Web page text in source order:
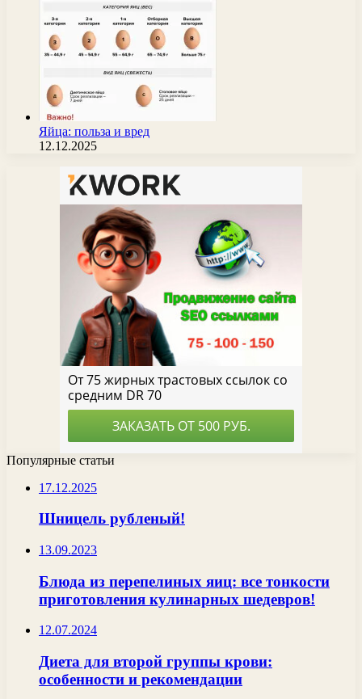
Яйца: польза и вред
12.12.2025
Популярные статьи
17.12.2025
Шницель рубленый!
13.09.2023
Блюда из перепелиных яиц: все тонкости
приготовления кулинарных шедевров!
12.07.2024
Диета для второй группы крови:
особенности и рекомендации